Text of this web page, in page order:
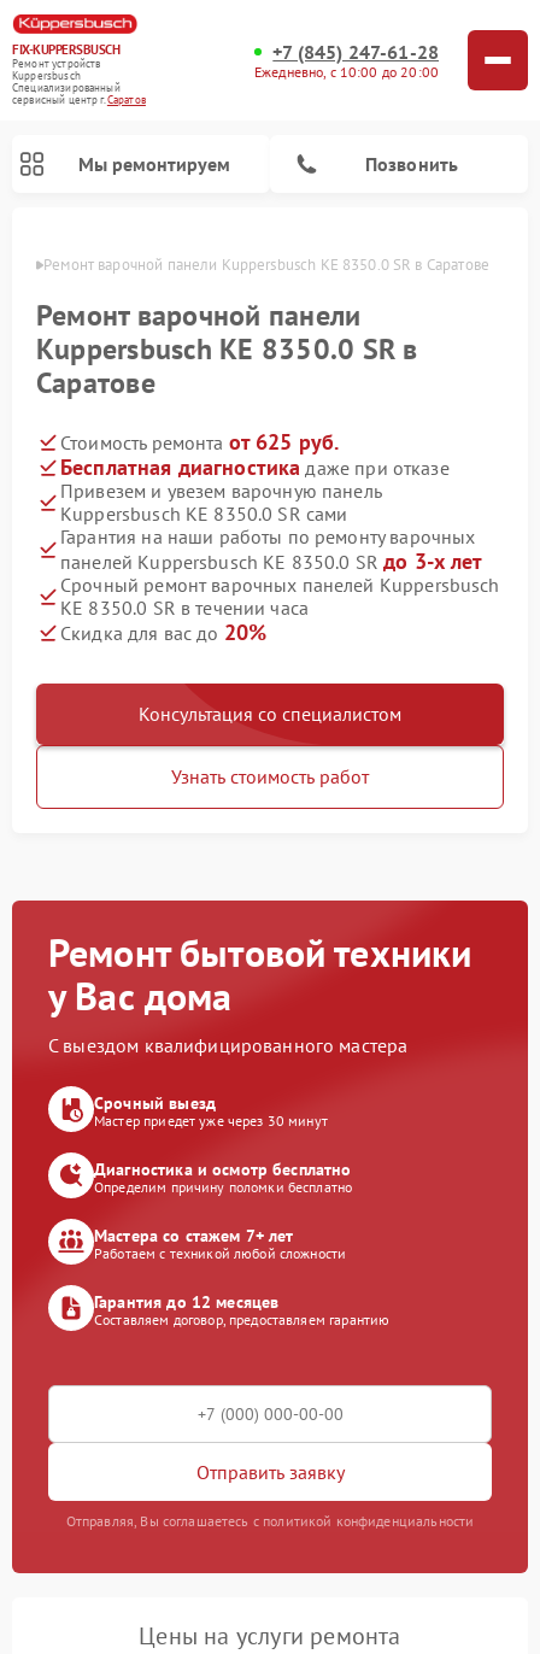
FIX-KUPPERSBUSCH
Ремонт устройств
Kuppersbusch
Специализированный
cервисный центр г.Саратов
+7 (845) 247-61-28
Ежедневно, с 10:00 до 20:00
Мы ремонтируем Позвонить
Ремонт варочной панели Kuppersbusch KE 8350.0 SR в Саратове
Ремонт варочной панели
Kuppersbusch KE 8350.0 SR в
Саратове
Стоимость ремонта от 625 руб.
Бесплатная диагностика даже при отказе
Привезем и увезем варочную панель
Kuppersbusch KE 8350.0 SR сами
Гарантия на наши работы по ремонту варочных
панелей Kuppersbusch KE 8350.0 SRдо 3-х лет
Срочный ремонт варочных панелей Kuppersbusch
KE 8350.0 SR в течении часа
Скидка для вас до 20%
Консультация со специалистом
Узнать стоимость работ
Ремонт бытовой техники
у Вас дома
С выездом квалифицированного мастера
Срочный выезд
Мастер приедет уже через 30 минут
Диагностика и осмотр бесплатно
Определим причину поломки бесплатно
Мастера со стажем 7+ лет
Работаем с техникой любой сложности
Гарантия до 12 месяцев
Составляем договор, предоставляем гарантию
Отправить заявку
Отправляя, Вы соглашаетесь с политикой конфиденциальности
Цены на услуги ремонта